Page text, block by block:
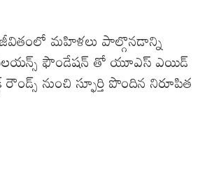
మహిళలు పాల్గొనడాన్ని
రిలయన్స్ ఫౌండేషన్ తో యూఎస్ ఎయిడ్
నుంచి స్ఫూర్తి పొందిన నిరూపిత